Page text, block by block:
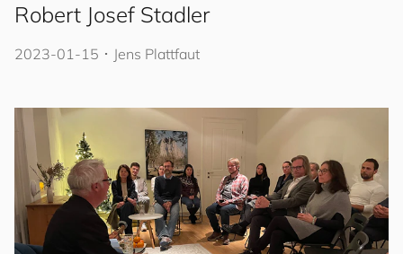
Robert Josef Stadler
2023-01-15 ･ Jens Plattfaut